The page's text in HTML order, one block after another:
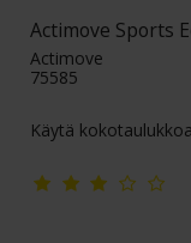
Actimove Sports
Actimove
75585
Käytä